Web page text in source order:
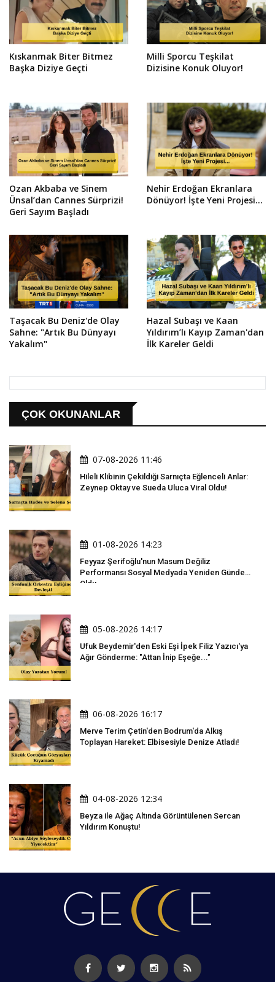
Kıskanmak Biter Bitmez
Başka Diziye Geçti
Milli Sporcu Teşkilat
Dizisine Konuk Oluyor!
Ozan Akbaba ve Sinem
Ünsal’dan Cannes Sürprizi!
Geri Sayım Başladı
Nehir Erdoğan Ekranlara
Dönüyor! İşte Yeni Projesi...
Taşacak Bu Deniz'de Olay
Sahne: "Artık Bu Dünyayı
Yakalım"
Hazal Subaşı ve Kaan
Yıldırım’lı Kayıp Zaman'dan
İlk Kareler Geldi
ÇOK OKUNANLAR
07-08-2026 11:46
Hileli Klibinin Çekildiği Sarnıçta Eğlenceli Anlar:
Zeynep Oktay ve Sueda Uluca Viral Oldu!
01-08-2026 14:23
Feyyaz Şerifoğlu'nun Masum Değiliz
Performansı Sosyal Medyada Yeniden Gündem
Oldu
05-08-2026 14:17
Ufuk Beydemir'den Eski Eşi İpek Filiz Yazıcı'ya
Ağır Gönderme: "Attan İnip Eşeğe..."
06-08-2026 16:17
Merve Terim Çetin'den Bodrum'da Alkış
Toplayan Hareket: Elbisesiyle Denize Atladı!
04-08-2026 12:34
Beyza ile Ağaç Altında Görüntülenen Sercan
Yıldırım Konuştu!